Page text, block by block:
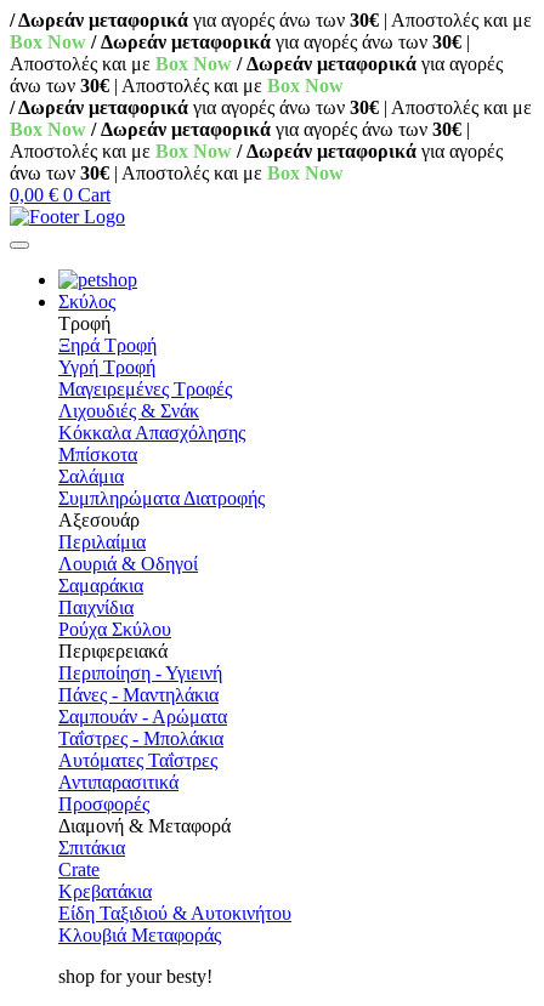
/ Δωρεάν μεταφορικά για αγορές άνω των 30€ | Αποστολές και με
Box Now / Δωρεάν μεταφορικά για αγορές άνω των 30€ |
Αποστολές και με Box Now / Δωρεάν μεταφορικά για αγορές
άνω των 30€ | Αποστολές και με Box Now
/ Δωρεάν μεταφορικά για αγορές άνω των 30€ | Αποστολές και με
Box Now / Δωρεάν μεταφορικά για αγορές άνω των 30€ |
Αποστολές και με Box Now / Δωρεάν μεταφορικά για αγορές
άνω των 30€ | Αποστολές και με Box Now
0,00 € 0 Cart
Σκύλος
Τροφή
Ξηρά Τροφή
Υγρή Τροφή
Μαγειρεμένες Τροφές
Λιχουδιές & Σνάκ
Κόκκαλα Απασχόλησης
Μπίσκοτα
Σαλάμια
Συμπληρώματα Διατροφής
Αξεσουάρ
Περιλαίμια
Λουριά & Οδηγοί
Σαμαράκια
Παιχνίδια
Ρούχα Σκύλου
Περιφερειακά
Περιποίηση - Υγιεινή
Πάνες - Μαντηλάκια
Σαμπουάν - Αρώματα
Ταΐστρες - Μπολάκια
Αυτόματες Ταΐστρες
Αντιπαρασιτικά
Προσφορές
Διαμονή & Μεταφορά
Σπιτάκια
Crate
Κρεβατάκια
Είδη Ταξιδιού & Αυτοκινήτου
Κλουβιά Μεταφοράς
shop for your besty!